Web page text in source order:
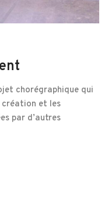
chorégraphique qui
création et les
par d’autres